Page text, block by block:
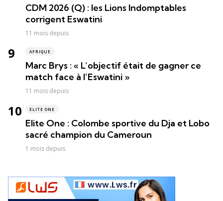
CDM 2026 (Q) : les Lions Indomptables
corrigent Eswatini
11 mois depuis
AFRIQUE
Marc Brys : « L’objectif était de gagner ce
match face à l’Eswatini »
11 mois depuis
ELITE ONE
Elite One : Colombe sportive du Dja et Lobo
sacré champion du Cameroun
1 mois depuis